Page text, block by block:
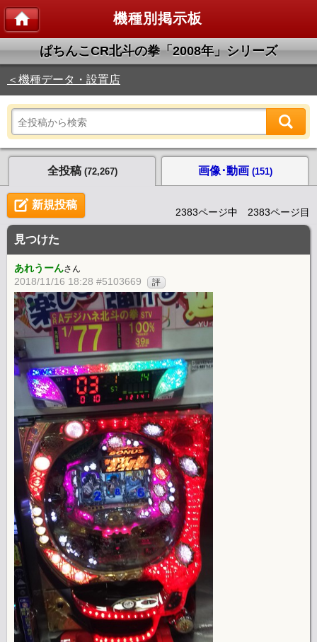
機種別掲示板
ぱちんこCR北斗の拳「2008年」シリーズ
＜機種データ・設置店
全投稿 (72,267) 画像･動画 (151)
新規投稿
2383ページ中 2383ページ目
見つけた
あれうーんさん
2018/11/16 18:28 #5103669 評